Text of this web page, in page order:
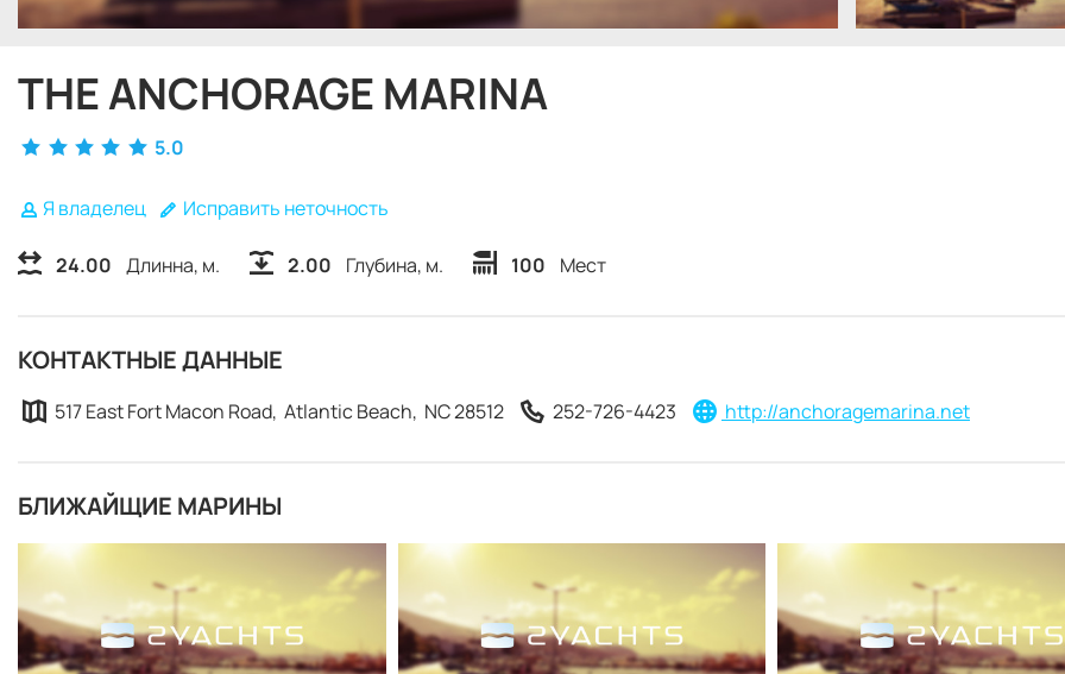
THE ANCHORAGE MARINA
5.0
Я владелец Исправить неточность
24.00 Длинна, м. 2.00 Глубина, м. 100 Мест
КОНТАКТНЫЕ ДАННЫЕ
517 East Fort Macon Road, Atlantic Beach, NC 28512 252-726-4423 http://anchoragemarina.net
БЛИЖАЙЩИЕ МАРИНЫ